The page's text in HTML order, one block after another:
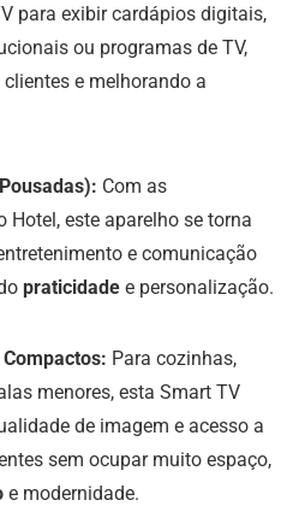
para exibir cardápios digitais,
ou programas de TV,
e melhorando a
Com as
este aparelho se torna
e comunicação
praticidade e personalização.
Para cozinhas,
menores, esta Smart TV
de imagem e acesso a
sem ocupar muito espaço,
e modernidade.